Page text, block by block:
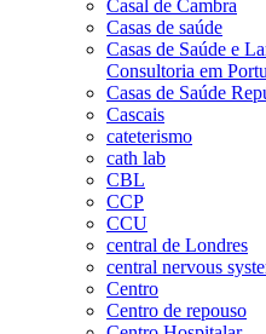
Casal de Cambra
Casas de saúde
Casas de Saúde e
Consultoria em
Casas de Saúde
Cascais
cateterismo
cath lab
CBL
CCP
CCU
central de Londres
central nervous
Centro
Centro de repouso